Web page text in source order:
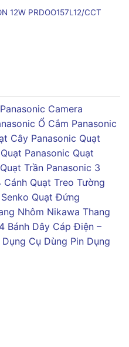
12W PRDOO157L12/CCT
Camera
Ổ Cắm Panasonic
Cây Panasonic Quạt
Quạt Panasonic Quạt
Quạt Trần Panasonic 3
Cánh Quạt Treo Tường
Quạt Đứng
Nhôm Nikawa Thang
Bánh Dây Cáp Điện –
Dụng Cụ Dùng Pin Dụng